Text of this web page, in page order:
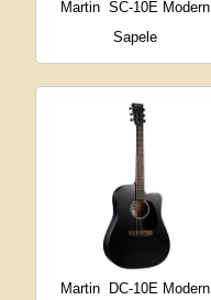
Martin SC-10E Modern
Sapele
Martin
DC-10E Modern